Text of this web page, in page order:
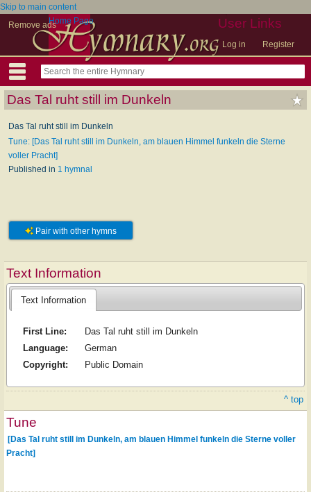
Skip to main content
Remove ads
User Links
Log in Register
Home Page
Das Tal ruht still im Dunkeln
Das Tal ruht still im Dunkeln
Tune: [Das Tal ruht still im Dunkeln, am blauen Himmel funkeln die Sterne
voller Pracht]
Published in 1 hymnal
Pair with other hymns
Text Information
Text Information
First Line:
Das Tal ruht still im Dunkeln
Language:
German
Copyright:
Public Domain
^ top
Tune
[Das Tal ruht still im Dunkeln, am blauen Himmel funkeln die Sterne voller
Pracht]